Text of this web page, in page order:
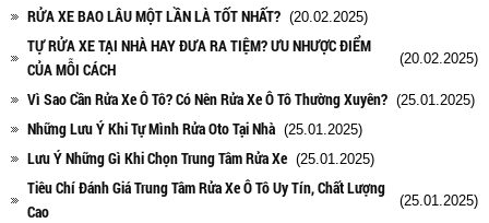
RỬA XE BAO LÂU MỘT LẦN LÀ TỐT NHẤT? (20.02.2025)
TỰ RỬA XE TẠI NHÀ HAY ĐƯA RA TIỆM? ƯU NHƯỢC ĐIỂM
CỦA MỖI CÁCH
(20.02.2025)
Vì Sao Cần Rửa Xe Ô Tô? Có Nên Rửa Xe Ô Tô Thường Xuyên? (25.01.2025)
Những Lưu Ý Khi Tự Mình Rửa Oto Tại Nhà (25.01.2025)
Lưu Ý Những Gì Khi Chọn Trung Tâm Rửa Xe (25.01.2025)
Tiêu Chí Đánh Giá Trung Tâm Rửa Xe Ô Tô Uy Tín, Chất Lượng
Cao
(25.01.2025)